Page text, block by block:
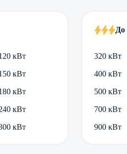
кВт
кВт
кВт
кВт
кВт
До
320 кВт
400 кВт
500 кВт
700 кВт
900 кВт